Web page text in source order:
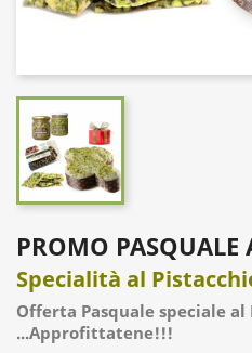
PROMO PASQUALE
Specialità al
Offerta Pasquale speciale al
...Approfittatene!!!